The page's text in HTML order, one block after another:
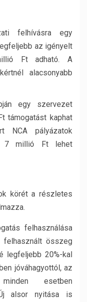
felhívásra egy
az igényelt
Ft adható. A
alacsonyabb
egy szervezet
támogatást kaphat
NCA pályázatok
7 millió Ft lehet
körét a részletes
felhasználása
felhasznált összeg
legfeljebb 20%-kal
jóváhagyottól, az
esetben
alsor nyitása is